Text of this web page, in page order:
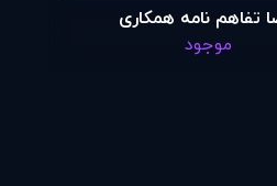
تفاهم نامه همکاری
موجود